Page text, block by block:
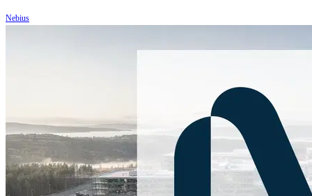
Nebius